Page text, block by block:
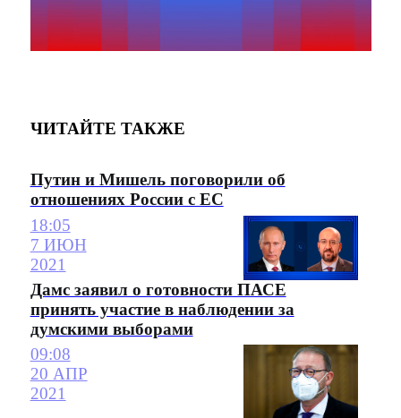
ЧИТАЙТЕ ТАКЖЕ
Путин и Мишель поговорили об
отношениях России с ЕС
18:05
7 ИЮН
2021
Дамс заявил о готовности ПАСЕ
принять участие в наблюдении за
думскими выборами
09:08
20 АПР
2021